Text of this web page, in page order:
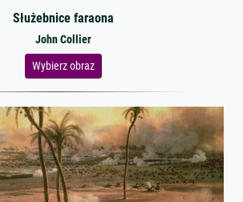
Służebnice faraona
John Collier
Wybierz obraz